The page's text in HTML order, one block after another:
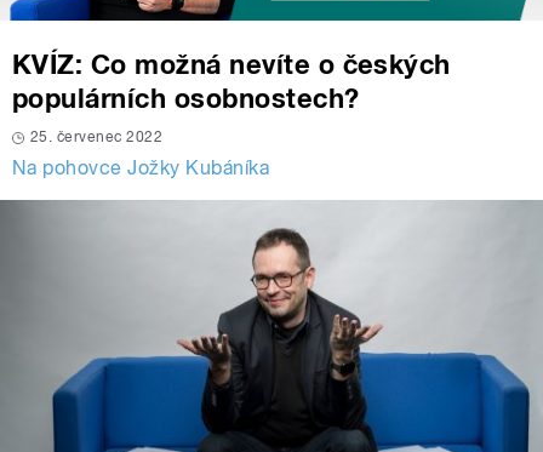
KVÍZ: Co možná nevíte o českých
populárních osobnostech?
25. červenec 2022
Na pohovce Jožky Kubáníka